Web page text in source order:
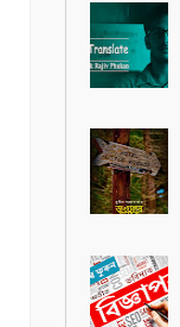
ৰাত...